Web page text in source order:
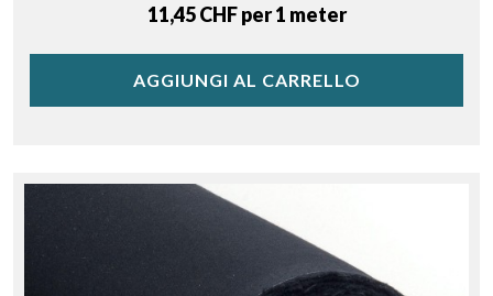
Price
11,45 CHF per 1 meter
AGGIUNGI AL CARRELLO